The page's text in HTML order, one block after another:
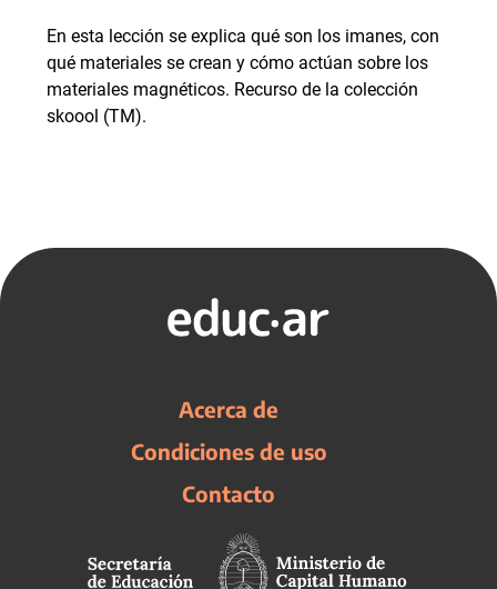
En esta lección se explica qué son los imanes, con
qué materiales se crean y cómo actúan sobre los
materiales magnéticos. Recurso de la colección
skoool (TM).
Acerca de
Condiciones de uso
Contacto